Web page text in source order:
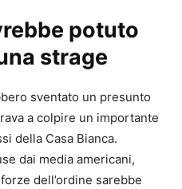
potuto
strage
sventato un presunto
a colpire un importante
della Casa Bianca.
dai media americani,
dell’ordine sarebbe